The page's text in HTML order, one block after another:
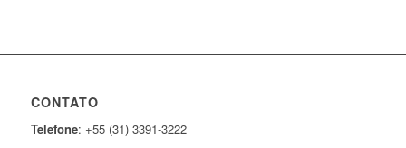
CONTATO
Telefone: +55 (31) 3391-3222